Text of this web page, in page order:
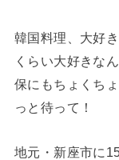
韓国料理、大好
くらい大好きな
保にもちょくち
っと待って！
地元・新座市に